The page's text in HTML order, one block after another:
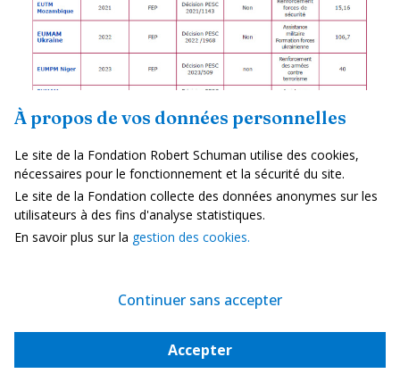
À propos de vos données personnelles
Le site de la Fondation Robert Schuman utilise des cookies,
nécessaires pour le fonctionnement et la sécurité du site.
Le site de la Fondation collecte des données anonymes sur les
utilisateurs à des fins d'analyse statistiques.
En savoir plus sur la gestion des cookies.
Continuer sans accepter
Accepter
Sources : Décisions PESC, compilations de l‘auteur pour
la Fondation
*coût prévu dans l’action commune de 2004. La force
européenne comptait alors 7000 personnes. La force a été
redimensionnée en 2007 à 1400 personnes. Le coût n’est
l’Union européenne, 2019